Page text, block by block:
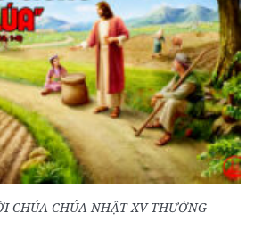
CHÚA CHÚA NHẬT XV THƯỜNG